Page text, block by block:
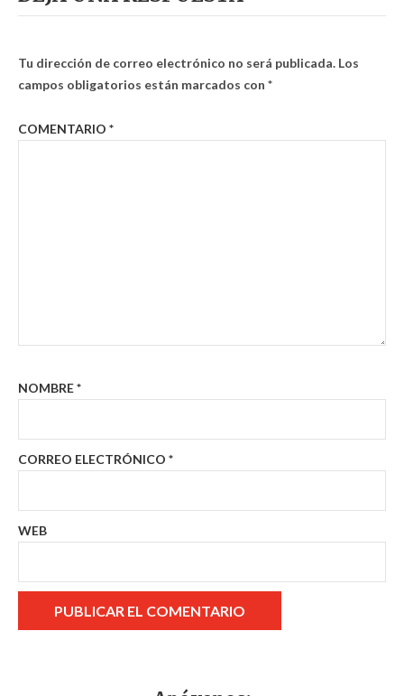
Tu dirección de correo electrónico no será publicada. Los
campos obligatorios están marcados con *
COMENTARIO *
NOMBRE*
CORREO ELECTRÓNICO *
WEB